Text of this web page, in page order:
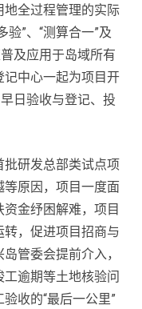
全过程管理的实际
”、“测算合一”及
及应用于岛域所有
中心一起为项目开
日验收与登记、投
研发总部类试点项
等原因，项目一度面
金纾困解难，项目
，促进项目招商与
管委会提前介入，
逾期等土地核验问
收的“最后一公里”